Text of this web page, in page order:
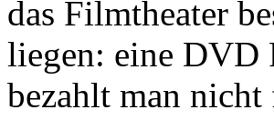
das Filmtheater
liegen: eine DVD
bezahlt man